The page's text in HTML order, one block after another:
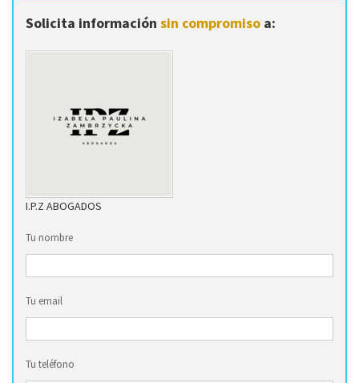
Solicita información sin compromiso a:
I.P.Z ABOGADOS
Tu nombre
Tu email
Tu teléfono